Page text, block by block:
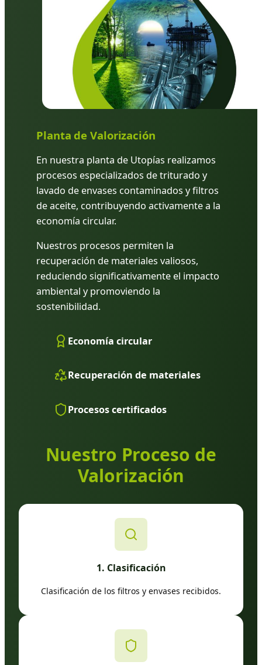
Planta de Valorización
En nuestra planta de Utopías realizamos
procesos especializados de triturado y
lavado de envases contaminados y filtros
de aceite, contribuyendo activamente a la
economía circular.
Nuestros procesos permiten la
recuperación de materiales valiosos,
reduciendo significativamente el impacto
ambiental y promoviendo la
sostenibilidad.
Economía circular
Recuperación de materiales
Procesos certificados
Nuestro Proceso de
Valorización
1. Clasificación
Clasificación de los filtros y envases recibidos.